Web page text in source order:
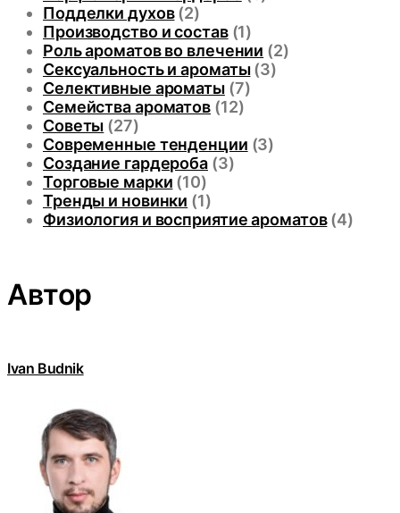
Подделки духов(2)
Производство и состав(1)
Роль ароматов во влечении (2)
Сексуальность и ароматы(3)
Селективные ароматы(7)
Семейства ароматов(12)
Советы (27)
Современные тенденции (3)
Создание гардероба(3)
Торговые марки (10)
Тренды и новинки (1)
Физиология и восприятие ароматов(4)
Автор
Ivan Budnik